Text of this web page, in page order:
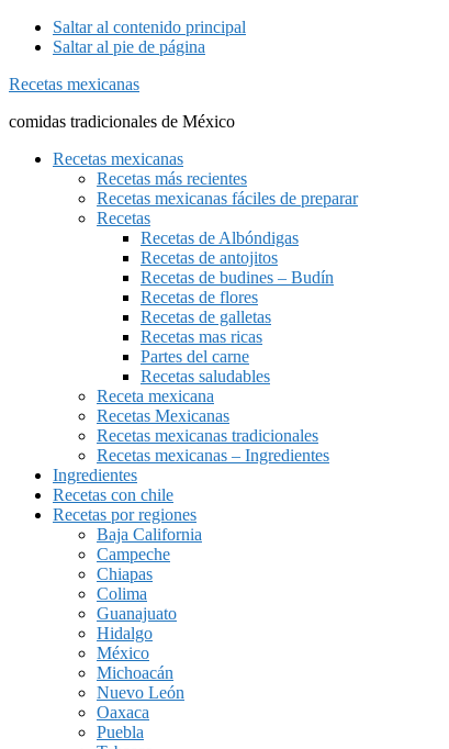
Saltar al contenido principal
Saltar al pie de página
Recetas mexicanas
comidas tradicionales de México
Recetas mexicanas
Recetas más recientes
Recetas mexicanas fáciles de preparar
Recetas
Recetas de Albóndigas
Recetas de antojitos
Recetas de budines – Budín
Recetas de flores
Recetas de galletas
Recetas mas ricas
Partes del carne
Recetas saludables
Receta mexicana
Recetas Mexicanas
Recetas mexicanas tradicionales
Recetas mexicanas – Ingredientes
Ingredientes
Recetas con chile
Recetas por regiones
Baja California
Campeche
Chiapas
Colima
Guanajuato
Hidalgo
México
Michoacán
Nuevo León
Oaxaca
Puebla